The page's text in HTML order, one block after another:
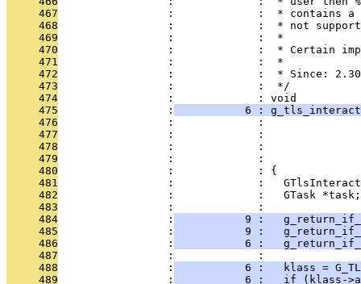
     467
:             :  * contains
     468
:             :  * not
     469
                 :             :  *
     470
:             :  * Certain
     471
                 :             :  *
     472
                 :             :  * Since: 2.30
     473
                 :             :  */
     474
                 :             : void
     475
                 :
6 :
     476
:             :
     477
:             :
     478
:             :
     479
:             :
     480
                 :             : {
     481
:             :
     482
                 :             :   GTask *task;
     483
                 :             :
     484
                 :
9 :
     485
                 :
9 :
     486
                 :
6 :
     487
                 :             :
     488
                 :
6 :   klass =
     489
                 :
6 :   if (klass-